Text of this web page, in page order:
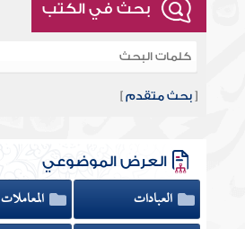
بحث في الكتب
[بحث متقدم ]
العرض الموضوعي
العبادات
المعاملات